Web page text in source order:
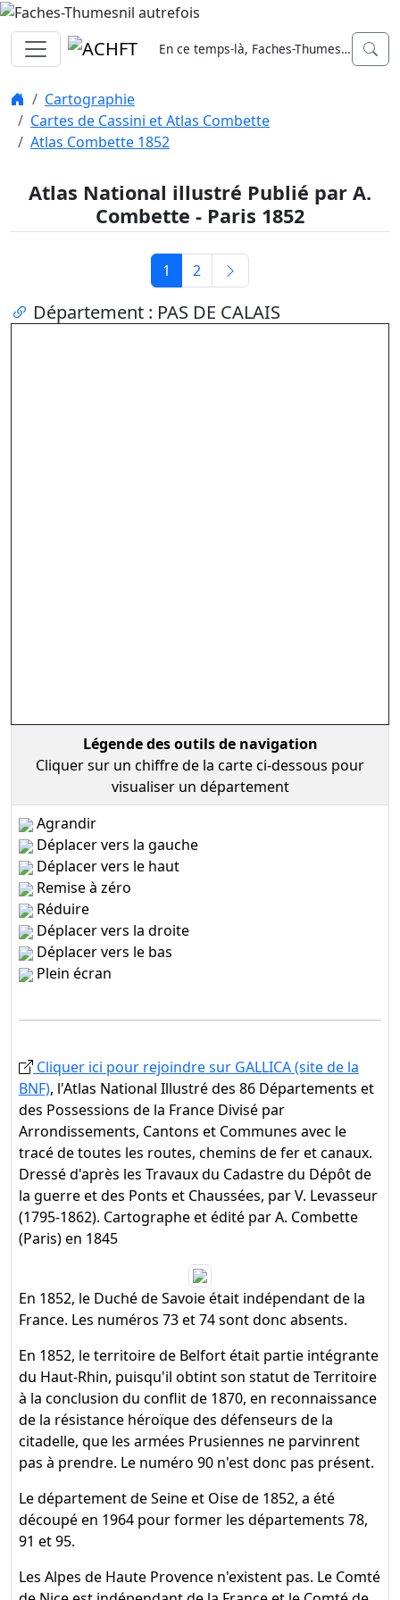
En ce temps-là, Faches-Thumesnil
Cartographie
Cartes de Cassini et Atlas Combette
Atlas Combette 1852
Atlas National illustré Publié par A.
Combette - Paris 1852
1 2
Département : PAS DE CALAIS
Légende des outils de navigation
Cliquer sur un chiffre de la carte ci-dessous pour
visualiser un département
Agrandir
Déplacer vers la gauche
Déplacer vers le haut
Remise à zéro
Réduire
Déplacer vers la droite
Déplacer vers le bas
Plein écran
Cliquer ici pour rejoindre sur GALLICA (site de la
BNF), l'Atlas National Illustré des 86 Départements et
des Possessions de la France Divisé par
Arrondissements, Cantons et Communes avec le
tracé de toutes les routes, chemins de fer et canaux.
Dressé d'après les Travaux du Cadastre du Dépôt de
la guerre et des Ponts et Chaussées, par V. Levasseur
(1795-1862). Cartographe et édité par A. Combette
(Paris) en 1845
En 1852, le Duché de Savoie était indépendant de la
France. Les numéros 73 et 74 sont donc absents.
En 1852, le territoire de Belfort était partie intégrante
du Haut-Rhin, puisqu'il obtint son statut de Territoire
à la conclusion du conflit de 1870, en reconnaissance
de la résistance héroïque des défenseurs de la
citadelle, que les armées Prusiennes ne parvinrent
pas à prendre. Le numéro 90 n'est donc pas présent.
Le département de Seine et Oise de 1852, a été
découpé en 1964 pour former les départements 78,
91 et 95.
Les Alpes de Haute Provence n'existent pas. Le Comté